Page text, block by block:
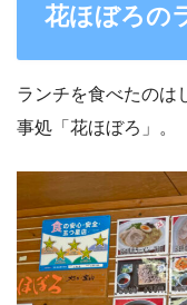
花ほぼろの
ランチを食べたのは
事処「花ほぼろ」。